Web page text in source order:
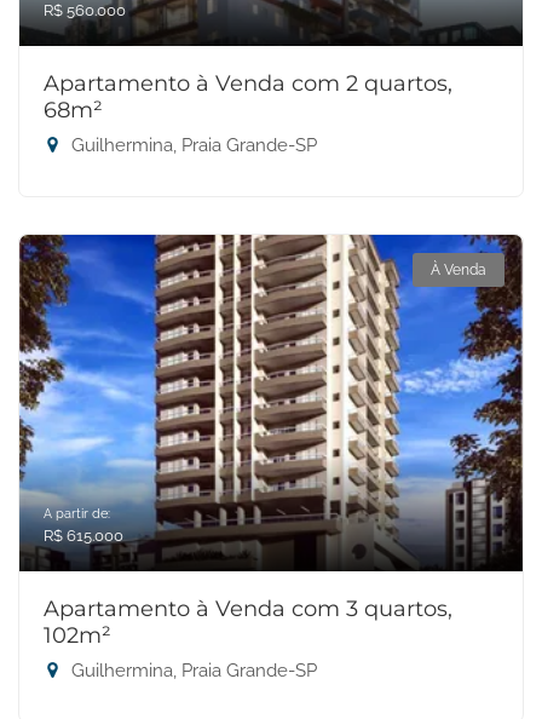
R$ 560.000
Apartamento à Venda com 2 quartos,
68m²
Guilhermina, Praia Grande-SP
À Venda
A partir de:
R$ 615.000
Apartamento à Venda com 3 quartos,
102m²
Guilhermina, Praia Grande-SP